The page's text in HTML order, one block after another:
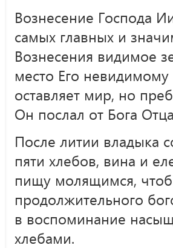
Вознесение Господа
самых главных и
Вознесения видимое
место Его
оставляет мир, но
Он послал от Бога
После литии владыка
пяти хлебов, вина и
пищу молящимся,
продолжительного
в воспоминание
хлебами.